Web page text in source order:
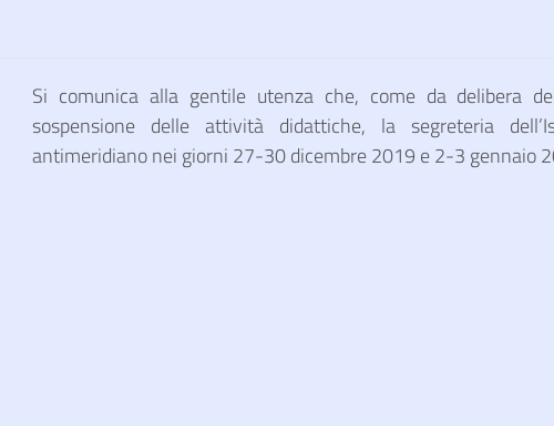
Si comunica alla gentile utenza che, come da
sospensione delle attività didattiche, la segreteria
antimeridiano nei giorni 27-30 dicembre 2019 e 2-3 gennaio